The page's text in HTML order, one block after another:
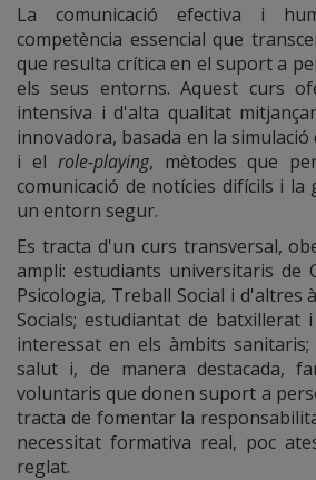
La comunicació efectiva i
competència essencial que
que resulta crítica en el suport a
els seus entorns. Aquest curs
intensiva i d'alta qualitat
innovadora, basada en la
i el role-playing, mètodes que
comunicació de notícies difícils i la
un entorn segur.
Es tracta d'un curs transversal,
ampli: estudiants universitaris de
Psicologia, Treball Social i d'altres
Socials; estudiantat de batxillerat
interessat en els àmbits
salut i, de manera destacada,
voluntaris que donen suport a
tracta de fomentar la
necessitat formativa real, poc
reglat.